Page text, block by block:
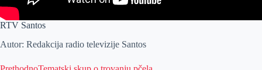
RTV Santos
Autor: Redakcija radio televizije Santos